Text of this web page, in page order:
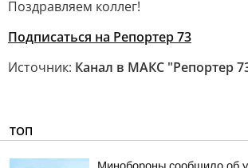
Поздравляем коллег!
Подписаться на Репортер 73
Источник: Канал в МАКС "Репортер
ТОП